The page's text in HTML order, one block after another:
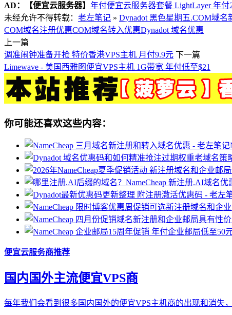
AD：
【便宜云服务器】 年付便宜云服务器套餐 LightLayer 年付
未经允许不得转载： 老左笔记 » Dynadot 黑色星期五.COM域名
COM域名注册优惠COM域名转入优惠Dynadot 域名优惠
上一篇
调准闹钟准备开抢 特价香港VPS主机 月付9.9元 下一篇
Limewave - 美国西雅图便宜VPS主机 1G带宽 年付低至$21
你可能还喜欢这些内容：
便宜云服务商推荐
国内国外主流便宜VPS商
每年我们会看到很多国内国外的便宜VPS主机商的出现和消失